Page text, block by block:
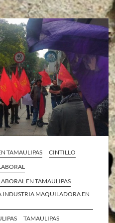
TAMAULIPAS
CINTILLO
EN TAMAULIPAS
INDUSTRIA MAQUILADORA EN
TAMAULIPAS